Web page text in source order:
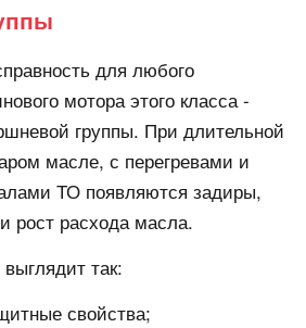
для любого
мотора этого класса -
группы. При длительной
масле, с перегревами и
ТО появляются задиры,
рост расхода масла.
так:
свойства;